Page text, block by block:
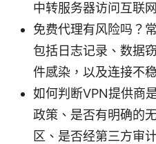
中转服务器访问互联
免费代理有风险吗？
包括日志记录、数据
件感染，以及连接不
如何判断VPN提供商
政策、是否有明确的
区、是否经第三方审